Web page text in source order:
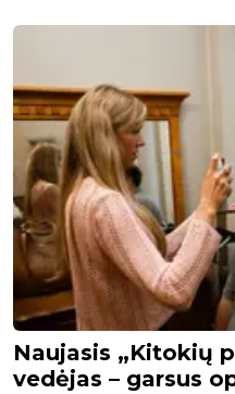
Naujasis „Kitokių
vedėjas – garsus